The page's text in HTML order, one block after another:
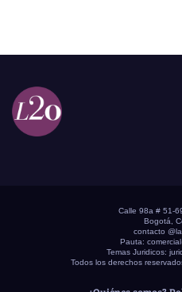
Calle 98a # 51-
Bogotá,
contacto
Pauta:
Temas Juridicos:
Todos los derechos